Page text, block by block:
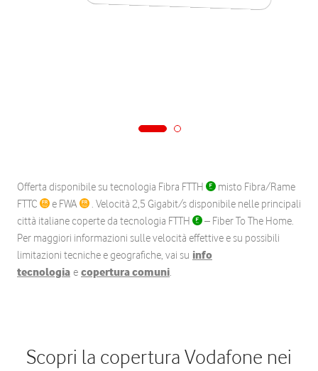
Offerta disponibile su tecnologia Fibra FTTH
misto Fibra/Rame
FTTC
e FWA
. Velocità 2,5 Gigabit/s disponibile nelle principali
città italiane coperte da tecnologia FTTH
– Fiber To The Home.
Per maggiori informazioni sulle velocità effettive e su possibili
limitazioni tecniche e geografiche, vai su info
tecnologia e copertura comuni.
Scopri la copertura Vodafone nei